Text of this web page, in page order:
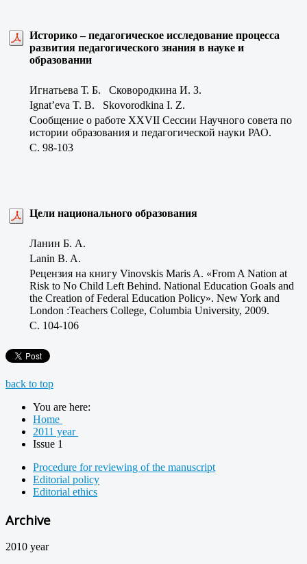
Историко – педагогическое исследование процесса
развития педагогического знания в науке и
образовании
Игнатьева Т. Б. Сковородкина И. З.
Ignat’eva T. B. Skovorodkina I. Z.
Сообщение о работе ХХVII Сессии Научного совета по
истории образования и педагогической науки РАО.
C. 98-103
Цели национального образования
Ланин Б. А.
Lanin B. A.
Рецензия на книгу Vinovskis Maris A. «From A Nation at
Risk to No Child Left Behind. National Education Goals and
the Creation of Federal Education Policy». New York and
London :Teachers College, Columbia University, 2009.
C. 104-106
back to top
You are here:
Home
2011 year
Issue 1
Procedure for reviewing of the manuscript
Editorial policy
Editorial ethics
Archive
2010 year